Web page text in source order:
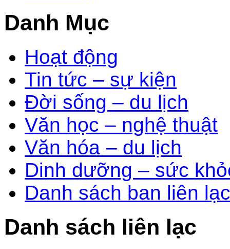
Danh Mục
Hoạt động
Tin tức – sự kiện
Đời sống – du lịch
Văn học – nghệ thuật
Văn hóa – du lịch
Dinh dưỡng – sức
Danh sách ban liên lạc
Danh sách liên lạc